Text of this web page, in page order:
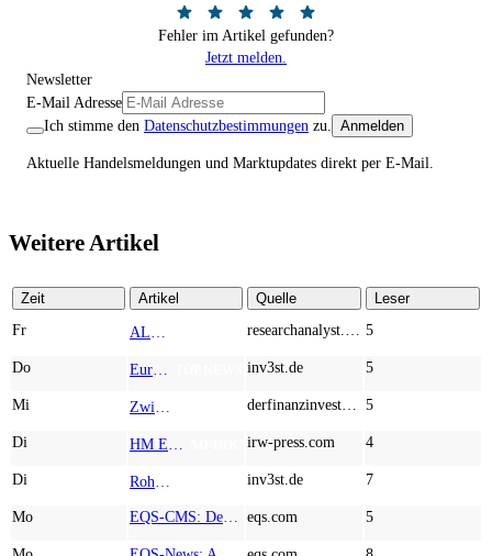
Fehler im Artikel gefunden?
Jetzt melden.
Newsletter
E-Mail Adresse
Ich stimme den Datenschutzbestimmungen zu. Anmelden
Aktuelle Handelsmeldungen und Marktupdates direkt per E-Mail.
Weitere Artikel
Zeit Artikel Quelle
Leser
Fr
5
Do inv3st.de 5
Mi 5
Di irw-press.com 4
Di inv3st.de 7
Mo eqs.com 5